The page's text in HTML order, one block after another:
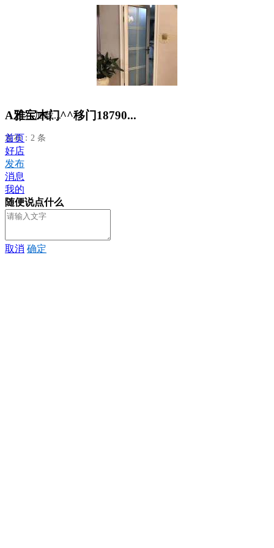
A雅宝木门^^移门18790...
发布：2 条
正在加载...
首页
好店
发布
消息
我的
随便说点什么
取消 确定